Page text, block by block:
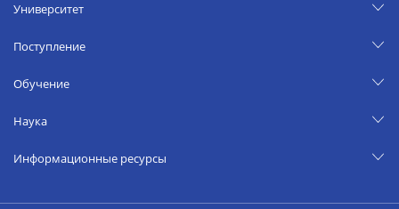
Университет
Поступление
Обучение
Наука
Информационные ресурсы